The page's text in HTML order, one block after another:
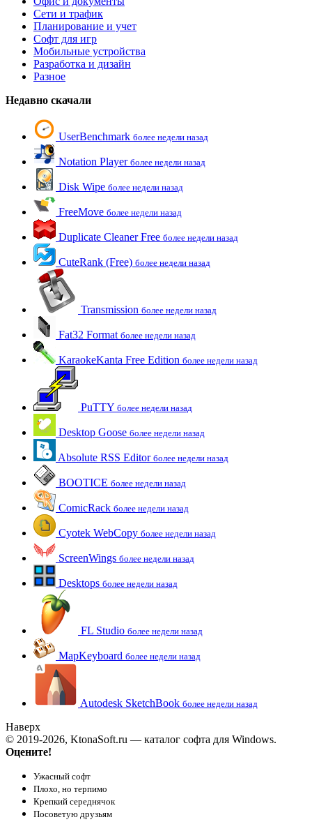
Сети и трафик
Планирование и учет
Софт для игр
Мобильные устройства
Разработка и дизайн
Разное
Недавно скачали
UserBenchmark более недели назад
Notation Player более недели назад
Disk Wipe более недели назад
FreeMove более недели назад
Duplicate Cleaner Free более недели назад
CuteRank (Free) более недели назад
Transmission более недели назад
Fat32 Format более недели назад
KaraokeKanta Free Edition более недели назад
PuTTY более недели назад
Desktop Goose более недели назад
Absolute RSS Editor более недели назад
BOOTICE более недели назад
ComicRack более недели назад
Cyotek WebCopy более недели назад
ScreenWings более недели назад
Desktops более недели назад
FL Studio более недели назад
MapKeyboard более недели назад
Autodesk SketchBook более недели назад
Наверх
© 2019-2026, KtonaSoft.ru — каталог софта для Windows.
Оцените!
Ужасный софт
Плохо, но терпимо
Крепкий середнячок
Посоветую друзьям